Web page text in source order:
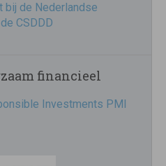
de Nederlandse
CSDDD
financieel
Investments PMI